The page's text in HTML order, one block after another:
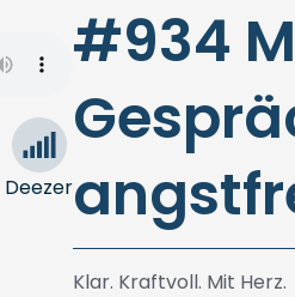
Deezer
#934
Klar. Kraftvoll. Mit Herz.